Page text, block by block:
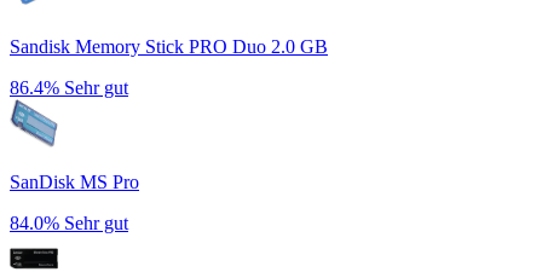
Sandisk Memory Stick PRO Duo 2.0 GB
86.4% Sehr gut
SanDisk MS Pro
84.0% Sehr gut